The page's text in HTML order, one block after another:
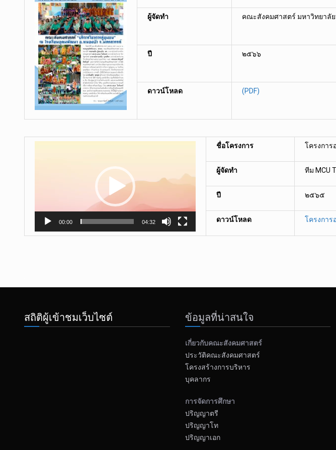
ผู้จัดทำ คณะสังคมศาสตร์ มหาวิทยาลั
ปี ๒๕๖๖
ดาวน์โหลด (PDF)
00:00 04:32
ชื่อโครงการ โครงกา
ผู้จัดทำ ทีม MCU
ปี ๒๕๖๕
ดาวน์โหลด โครงกา
สถิติผู้เข้าชมเว็บไซต์ ข้อมูลที่น่าสนใจ
เกี่ยวกับคณะสังคมศาสตร์
ประวัติคณะสังคมศาสตร์
โครงสร้างการบริหาร
บุคลากร
การจัดการศึกษา
ปริญญาตรี
ปริญญาโท
ปริญญาเอก